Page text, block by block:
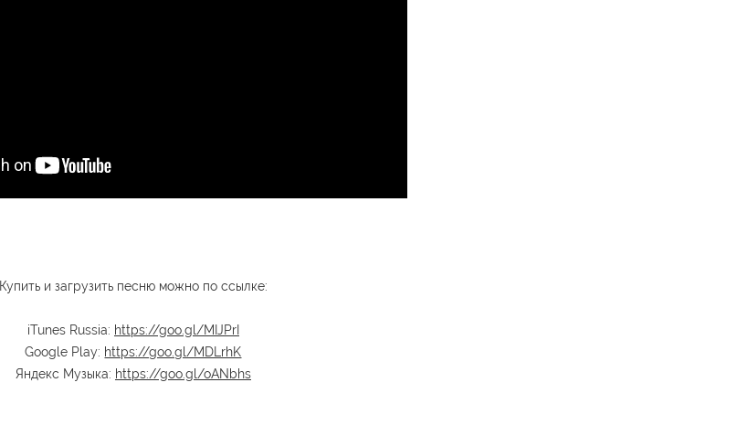
Купить и загрузить песню можно по ссылке:
iTunes Russia: https://goo.gl/MIJPrI
Google Play: https://goo.gl/MDLrhK
Яндекс Музыка: https://goo.gl/oANbhs